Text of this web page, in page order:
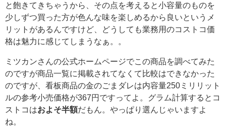
と飽きてきちゃうから、その点を考えると小容量のものを
少しずつ買った方が色んな味を楽しめるから良いというメ
リットがあるんですけど、どうしても業務用のコストコ価
格は魅力に感じてしまうなぁ。。
ミツカンさんの公式ホームページでこの商品を調べてみた
のですが商品一覧に掲載されてなくて比較はできなかった
のですが、看板商品の金のごまダレは内容量250ミリリット
ルの参考小売価格が367円ですってよ。グラム計算するとコ
ストコはおよそ半額だもん。やっぱり選んじゃいますよ
ね。